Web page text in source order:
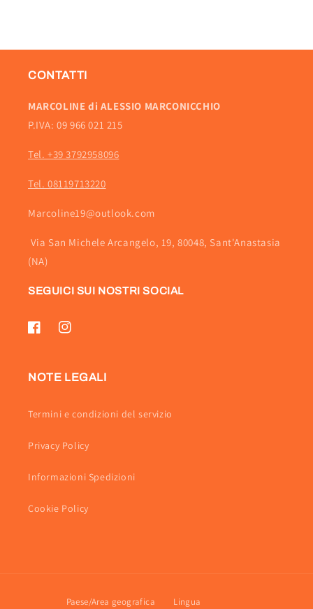
CONTATTI
MARCOLINE di ALESSIO MARCONICCHIO
P.IVA: 09 966 021 215
Tel. +39 3792958096
Tel. 08119713220
Marcoline19@outlook.com
Via San Michele Arcangelo, 19, 80048, Sant'Anastasia
(NA)
SEGUICI SUI NOSTRI SOCIAL
FacebookInstagram
NOTE LEGALI
Termini e condizioni del servizio
Privacy Policy
Informazioni Spedizioni
Cookie Policy
Paese/Area geografica Lingua